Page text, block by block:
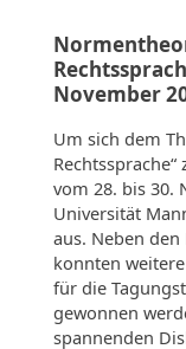
November
Um sich dem
vom 28. bis 30.
Universität
aus. Neben
konnten
für die
gewonnen
spannenden